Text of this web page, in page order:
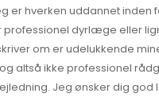
er hverken uddannet inden
professionel dyrlæge eller
om er udelukkende
og altså ikke professionel
Jeg ønsker dig god